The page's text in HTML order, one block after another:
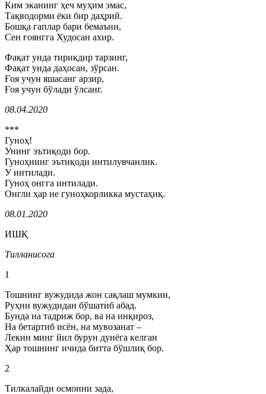
Ким эканинг ҳеч муҳим эмас,
Тақводорми ёки бир даҳрий.
Бошқа гаплар бари бемаъни,
Сен ғоянгга Худосан ахир.
Фақат унда тирикдир тарзинг,
Фақат унда даҳосан, зўрсан.
Ғоя учун яшасанг арзир,
Ғоя учун бўлади ўлсанг.
08.04.2020
***
Гуноҳ!
Унинг эътиқоди бор.
Гуноҳнинг эътиқоди интилувчанлик.
У интилади.
Гуноҳ онгга интилади.
Онгли ҳар не гуноҳкорликка мустаҳиқ.
08.01.2020
ИШҚ
Тилланисога
1
Тошнинг вужудида жон сақлаш мумкин,
Руҳни вужудидан бўшатиб абад.
Бунда на тадриж бор, ва на инқироз,
На бетартиб исён, на мувозанат –
Лекин минг йил бурун дунёга келган
Ҳар тошнинг ичида битта бўшлиқ бор.
2
Тилкалайди осмонни зада,